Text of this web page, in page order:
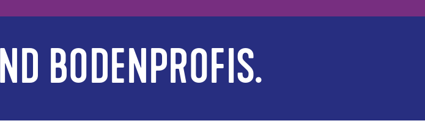
BODENPROFIS.